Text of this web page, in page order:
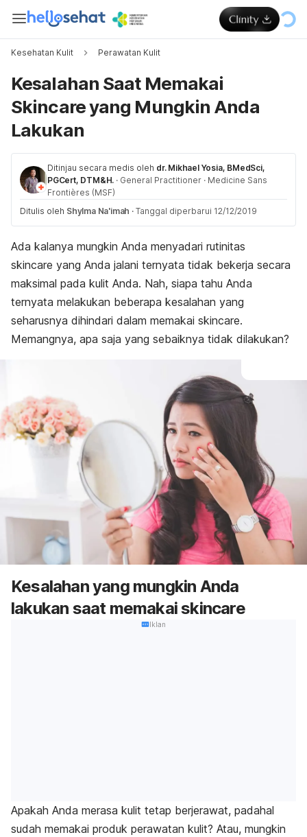
Kesehatan Kulit Perawatan Kulit
Kesalahan Saat Memakai
Skincare yang Mungkin Anda
Lakukan
Ditinjau secara medis oleh dr. Mikhael Yosia, BMedSci,
PGCert, DTM&H. · General Practitioner · Medicine Sans
Frontières (MSF)
Ditulis oleh Shylma Na'imah · Tanggal diperbarui 12/12/2019
Ada kalanya mungkin Anda menyadari rutinitas
skincare yang Anda jalani ternyata tidak bekerja secara
maksimal pada kulit Anda. Nah, siapa tahu Anda
ternyata melakukan beberapa kesalahan yang
seharusnya dihindari dalam memakai skincare.
Memangnya, apa saja yang sebaiknya tidak dilakukan?
Kesalahan yang mungkin Anda
lakukan saat memakaiskincare
Iklan
Apakah Anda merasa kulit tetap berjerawat, padahal
sudah memakai produk perawatan kulit? Atau, mungkin